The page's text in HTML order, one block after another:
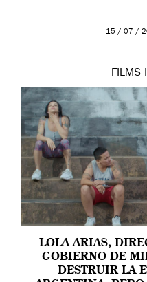
15 / 07 /
FILMS
LOLA ARIAS,
GOBIERNO DE
DESTRUIR LA